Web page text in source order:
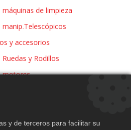
máquinas de limpieza
manip.Telescópicos
y accesorios
y Rodillos
motores
y de terceros para facilitar su